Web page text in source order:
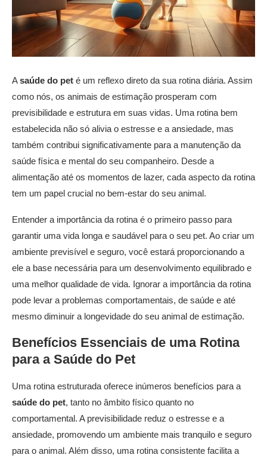
Asaúde do pet é um reflexo direto da sua rotina diária. Assim
como nós, os animais de estimação prosperam com
previsibilidade e estrutura em suas vidas. Uma rotina bem
estabelecida não só alivia o estresse e a ansiedade, mas
também contribui significativamente para a manutenção da
saúde física e mental do seu companheiro. Desde a
alimentação até os momentos de lazer, cada aspecto da rotina
tem um papel crucial no bem-estar do seu animal.
Entender a importância da rotina é o primeiro passo para
garantir uma vida longa e saudável para o seu pet. Ao criar um
ambiente previsível e seguro, você estará proporcionando a
ele a base necessária para um desenvolvimento equilibrado e
uma melhor qualidade de vida. Ignorar a importância da rotina
pode levar a problemas comportamentais, de saúde e até
mesmo diminuir a longevidade do seu animal de estimação.
Benefícios Essenciais de uma Rotina
para a Saúde do Pet
Uma rotina estruturada oferece inúmeros benefícios para a
saúde do pet, tanto no âmbito físico quanto no
comportamental. A previsibilidade reduz o estresse e a
ansiedade, promovendo um ambiente mais tranquilo e seguro
para o animal. Além disso, uma rotina consistente facilita a